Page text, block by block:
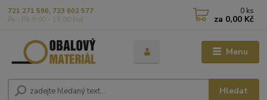
Menu
Hledat
721 271 596, 723 602 577
Po - Pá 9,00 - 15,00 hod
0 ks
za 0,00 Kč